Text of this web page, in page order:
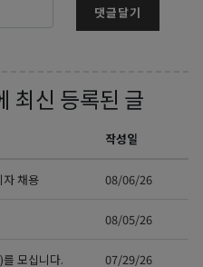
댓글달기
최신 등록된 글
작성일
자 채용 08/06/26
08/05/26
모십니다. 07/29/26